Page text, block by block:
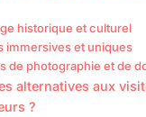
historique et culturel
immersives et uniques
de photographie et de
alternatives aux
?